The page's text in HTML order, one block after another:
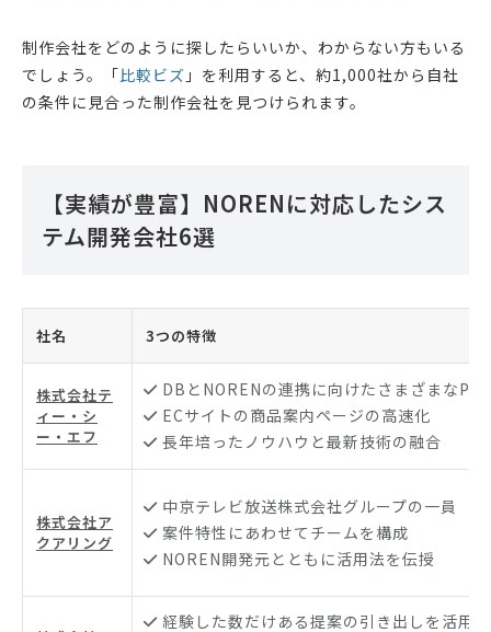
制作会社をどのように探したらいいか、わからない方もいる
でしょう。「比較ビズ 」を利用すると、約1,000社から自社
の条件に見合った制作会社を見つけられます。
【実績が豊富】NORENに対応したシス
テム開発会社6選
社名 3つの特徴
株式会社テ
ィー・シ
ー・エフ
DBとNORENの連携に向けたさまざまなPG
ECサイトの商品案内ページの高速化
長年培ったノウハウと最新技術の融合
株式会社ア
クアリング
中京テレビ放送株式会社グループの一員
案件特性にあわせてチームを構成
NOREN開発元とともに活用法を伝授
経験した数だけある提案の引き出しを活用